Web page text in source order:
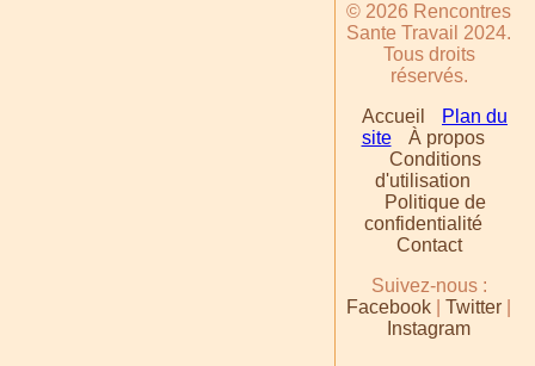
© 2026 Rencontres
Sante Travail 2024.
Tous droits
réservés.
Accueil
Plan du
site
À propos
Conditions
d'utilisation
Politique de
confidentialité
Contact
Suivez-nous :
Facebook
Twitter
Instagram